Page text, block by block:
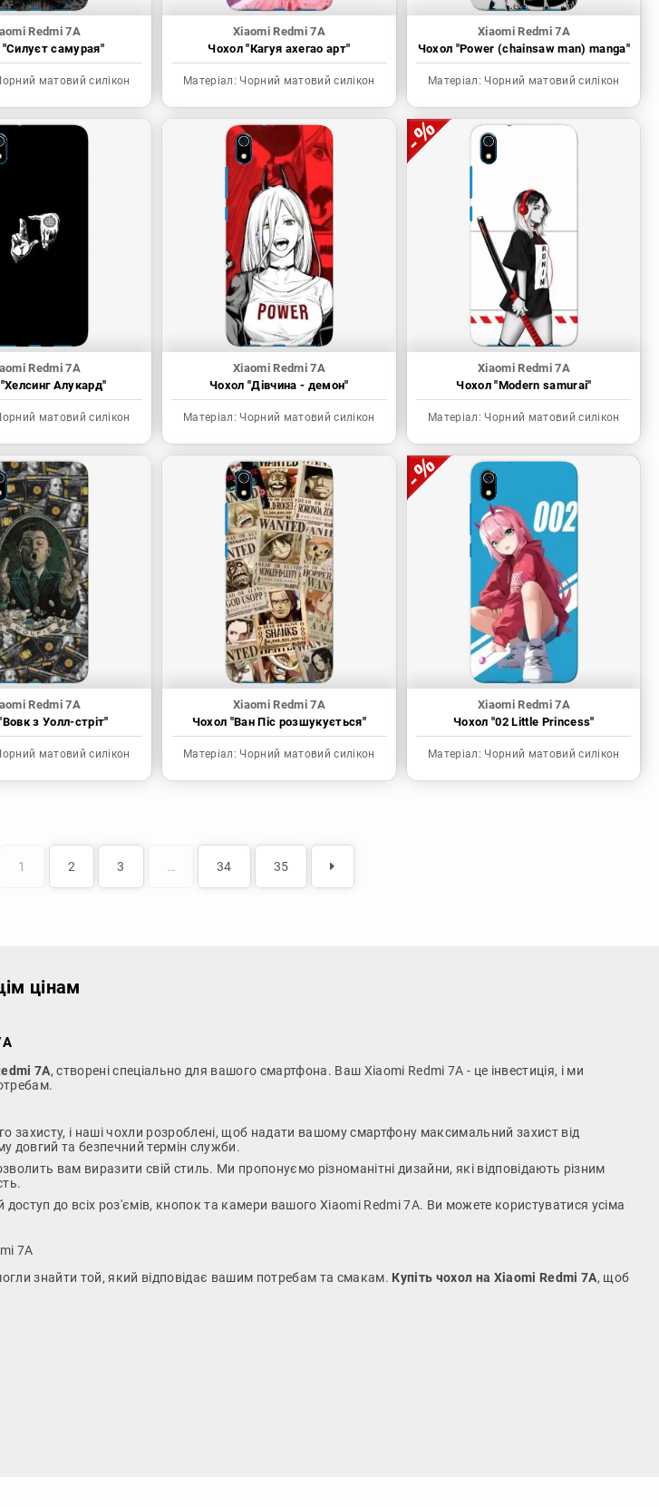
Redmi 7A
самурая"
матовий силікон
Xiaomi Redmi 7A
Чохол "Кагуя ахегао арт"
Матеріал: Чорний матовий силікон
Xiaomi Redmi 7A
Чохол "Power (chainsaw man) manga"
Матеріал: Чорний матовий силікон
Redmi 7A
Алукард"
матовий силікон
Xiaomi Redmi 7A
Чохол "Дівчина - демон"
Матеріал: Чорний матовий силікон
Xiaomi Redmi 7A
Чохол "Modern samurai"
Матеріал: Чорний матовий силікон
Redmi 7A
з Уолл-стріт"
матовий силікон
Xiaomi Redmi 7A
Чохол "Ван Піс розшукується"
Матеріал: Чорний матовий силікон
Xiaomi Redmi 7A
Чохол "02 Little Princess"
Матеріал: Чорний матовий силікон
1 2 3 … 34 35
цінам
7A, створені спеціально для вашого смартфона. Ваш Xiaomi Redmi 7A - це інвестиція, і ми
захисту, і наші чохли розроблені, щоб надати вашому смартфону максимальний захист від
довгий та безпечний термін служби.
вам виразити свій стиль. Ми пропонуємо різноманітні дизайни, які відповідають різним
до всіх роз'ємів, кнопок та камери вашого Xiaomi Redmi 7A. Ви можете користуватися усіма
7A
знайти той, який відповідає вашим потребам та смакам. Купіть чохол на Xiaomi Redmi 7A, щоб